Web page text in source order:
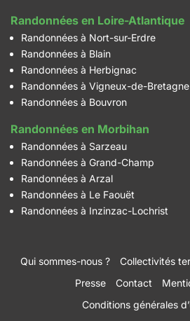
Randonnées en Loire-Atlantique
Randonnées à Nort-sur-Erdre
Randonnées à Blain
Randonnées à Herbignac
Randonnées à Vigneux-de-Bretagne
Randonnées à Bouvron
Randonnées en Morbihan
Randonnées à Sarzeau
Randonnées à Grand-Champ
Randonnées à Arzal
Randonnées à Le Faouët
Randonnées à Inzinzac-Lochrist
Qui sommes-nous ? Collectivités
Presse
Contact
Conditions générales